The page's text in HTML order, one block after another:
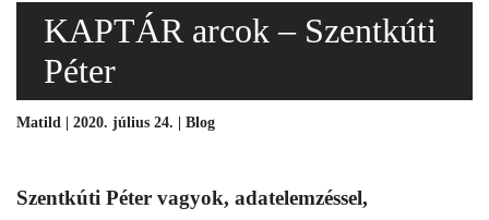
KAPTÁR arcok – Szentkúti
Péter
Matild | 2020. július 24. | Blog
Szentkúti Péter vagyok, adatelemzéssel,